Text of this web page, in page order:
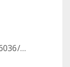
…